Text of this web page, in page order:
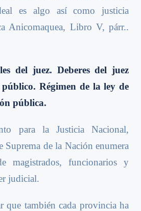
es algo así como justicia
Anicomaquea, Libro V, párr..
del juez. Deberes del juez
Régimen de la ley de
pública.
para la Justicia Nacional,
Suprema de la Nación enumera
magistrados, funcionarios y
judicial.
que también cada provincia ha